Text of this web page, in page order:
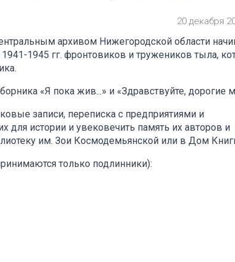
20 декабря
архивом Нижегородской области
1945 гг. фронтовиков и тружеников тыла,
«Я пока жив...» и «Здравствуйте, дорогие
записи, переписка с предприятиями и
для истории и увековечить память их авторов и
им. Зои Космодемьянской или в Дом
только подлинники):